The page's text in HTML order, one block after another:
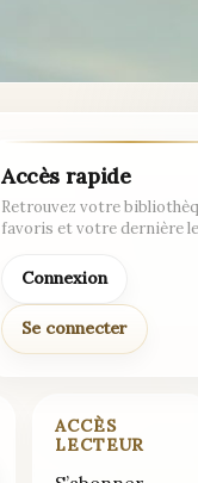
Accès rapide
Retrouvez votre
favoris et votre dernière
Connexion
Se connecter
ACCÈS
LECTEUR